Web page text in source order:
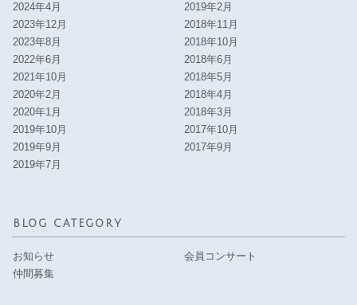
2024年4月
2023年12月
2023年8月
2022年6月
2021年10月
2020年2月
2020年1月
2019年10月
2019年9月
2019年7月
2019年2月
2018年11月
2018年10月
2018年6月
2018年5月
2018年4月
2018年3月
2017年10月
2017年9月
BLOG CATEGORY
お知らせ
仲間募集
会員コンサート